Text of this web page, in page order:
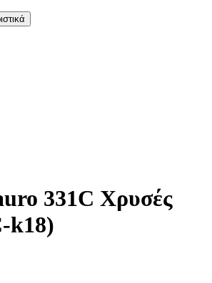
331C Χρυσές
k18)